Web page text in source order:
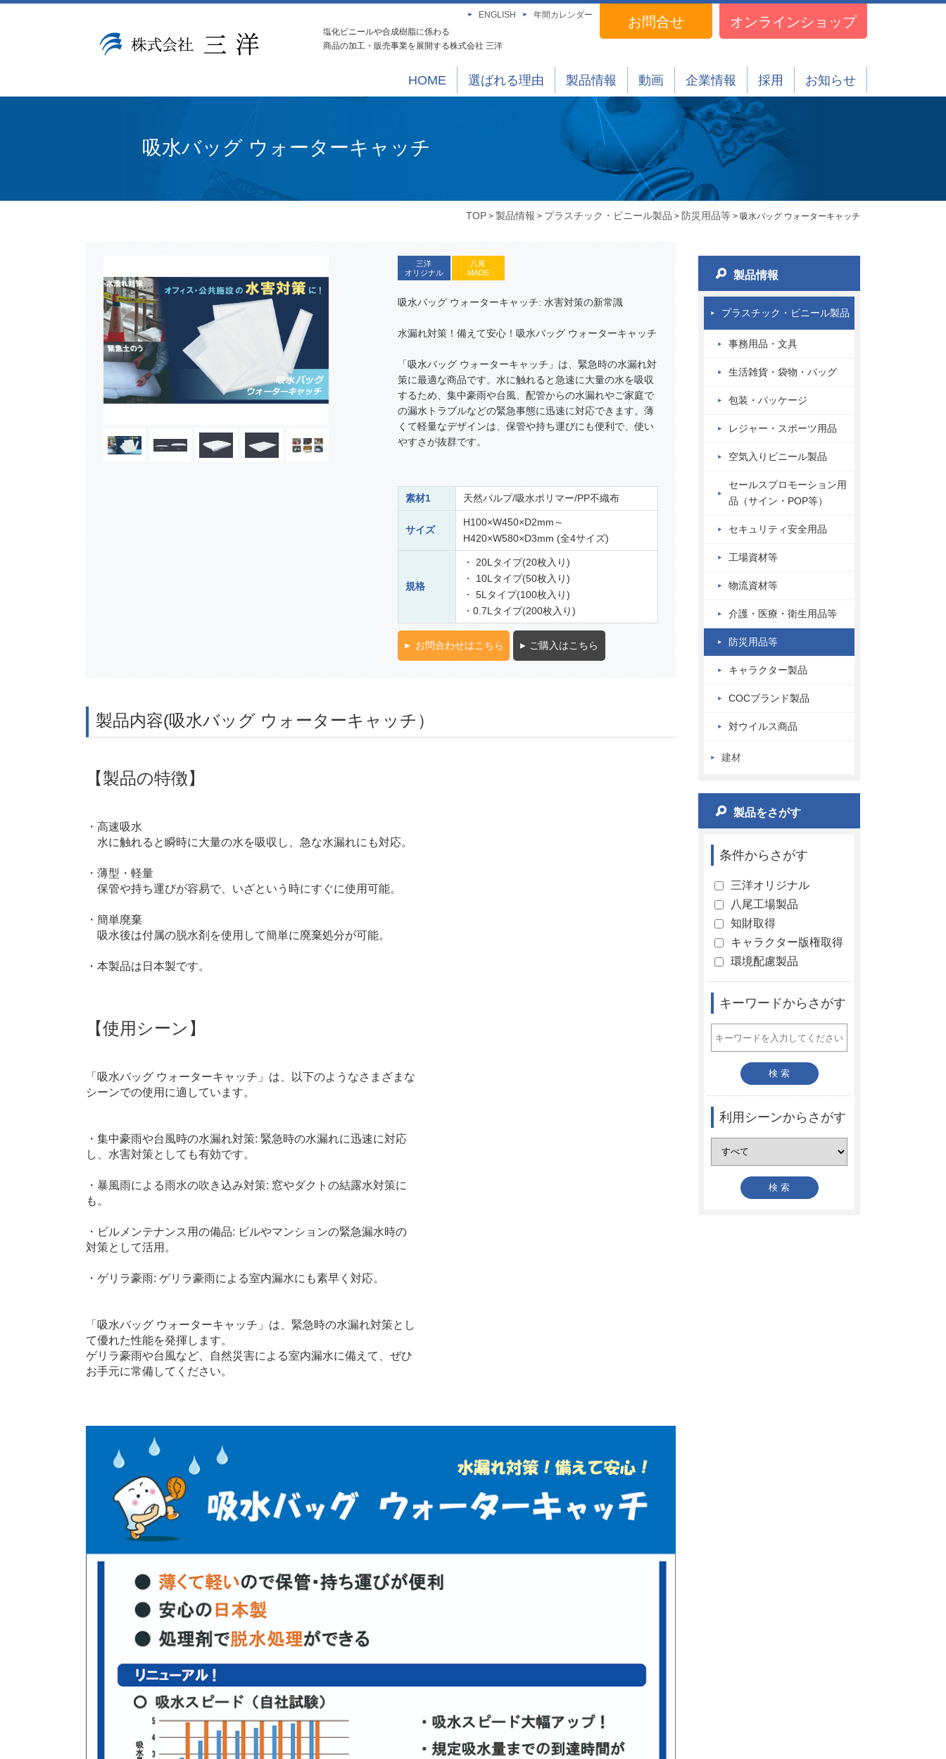
ENGLISH 年間カレンダー お問合せ オンラインショップ
塩化ビニールや合成樹脂に係わる
商品の加工・販売事業を展開する株式会社 三洋
HOME 選ばれる理由 製品情報 動画 企業情報 採用 お知らせ
吸水バッグ ウォーターキャッチ
TOP > 製品情報 > プラスチック・ビニール製品 > 防災用品等 > 吸水バッグ ウォーターキャッチ
三洋
オリジナル
八尾
MADE
吸水バッグ ウォーターキャッチ: 水害対策の新常識
水漏れ対策！備えて安心！吸水バッグ ウォーターキャッチ
「吸水バッグ ウォーターキャッチ」は、緊急時の水漏れ対
策に最適な商品です。水に触れると急速に大量の水を吸収
するため、集中豪雨や台風、配管からの水漏れやご家庭で
の漏水トラブルなどの緊急事態に迅速に対応できます。薄
くて軽量なデザインは、保管や持ち運びにも便利で、使い
やすさが抜群です。
素材1 天然パルプ/吸水ポリマー/PP不織布
サイズ
H100×W450×D2mm～
H420×W580×D3mm (全4サイズ)
規格
・ 20Lタイプ(20枚入り)
・ 10Lタイプ(50枚入り)
・ 5Lタイプ(100枚入り)
・0.7Lタイプ(200枚入り)
お問合わせはこちら ご購入はこちら
製品内容(吸水バッグ ウォーターキャッチ）
【製品の特徴】
・高速吸水
水に触れると瞬時に大量の水を吸収し、急な水漏れにも対応。
・薄型・軽量
保管や持ち運びが容易で、いざという時にすぐに使用可能。
・簡単廃棄
吸水後は付属の脱水剤を使用して簡単に廃棄処分が可能。
・本製品は日本製です。
【使用シーン】
「吸水バッグ ウォーターキャッチ」は、以下のようなさまざまな
シーンでの使用に適しています。
・集中豪雨や台風時の水漏れ対策: 緊急時の水漏れに迅速に対応
し、水害対策としても有効です。
・暴風雨による雨水の吹き込み対策: 窓やダクトの結露水対策に
も。
・ビルメンテナンス用の備品: ビルやマンションの緊急漏水時の
対策として活用。
・ゲリラ豪雨: ゲリラ豪雨による室内漏水にも素早く対応。
「吸水バッグ ウォーターキャッチ」は、緊急時の水漏れ対策とし
て優れた性能を発揮します。
ゲリラ豪雨や台風など、自然災害による室内漏水に備えて、ぜひ
お手元に常備してください。
製品情報
プラスチック・ビニール製品
事務用品・文具
生活雑貨・袋物・バッグ
包装・パッケージ
レジャー・スポーツ用品
空気入りビニール製品
セールスプロモーション用
品（サイン・POP等）
セキュリティ安全用品
工場資材等
物流資材等
介護・医療・衛生用品等
防災用品等
キャラクター製品
COCブランド製品
対ウイルス商品
建材
製品をさがす
条件からさがす
三洋オリジナル
八尾工場製品
知財取得
キャラクター版権取得
環境配慮製品
キーワードからさがす
利用シーンからさがす